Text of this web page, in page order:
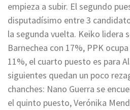
empieza a subir. El segundo
disputadísimo entre 3
la segunda vuelta. Keiko lidera
Barnechea con 17%, PPK
11%, el cuarto puesto es para
siguientes quedan un poco
chanches: Nano Guerra se
el quinto puesto, Verónika